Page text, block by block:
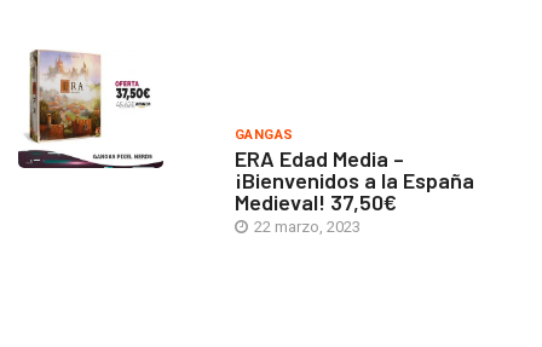
GANGAS
ERA Edad Media –
¡Bienvenidos a la España
Medieval! 37,50€
22 marzo, 2023